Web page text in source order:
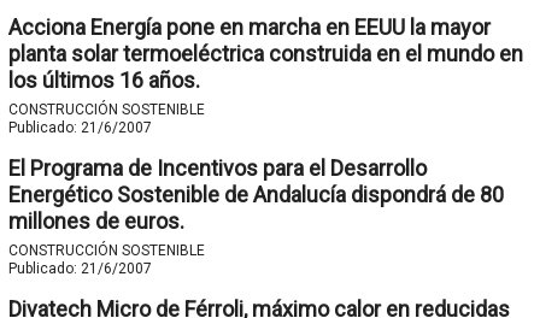
Acciona Energía pone en marcha en EEUU la mayor
planta solar termoeléctrica construida en el mundo en
los últimos 16 años.
CONSTRUCCIÓN SOSTENIBLE
Publicado: 21/6/2007
El Programa de Incentivos para el Desarrollo
Energético Sostenible de Andalucía dispondrá de 80
millones de euros.
CONSTRUCCIÓN SOSTENIBLE
Publicado: 21/6/2007
Divatech Micro de Férroli, máximo calor en reducidas